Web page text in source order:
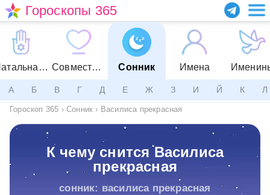
Гороскопы 365
Натальная карта Совместимость Сонник Имена
А Б В Г Д Е Ж З И Й К Л
Гороскоп 365 › Сонник › Василиса прекрасная
К чему снится Василиса
прекрасная
сонник: василиса прекрасная